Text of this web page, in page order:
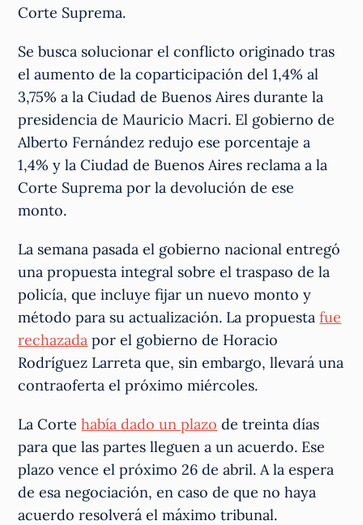
Corte Suprema.
Se busca solucionar el conflicto originado tras
el aumento de la coparticipación del 1,4% al
3,75% a la Ciudad de Buenos Aires durante la
presidencia de Mauricio Macri. El gobierno de
Alberto Fernández redujo ese porcentaje a
1,4% y la Ciudad de Buenos Aires reclama a la
Corte Suprema por la devolución de ese
monto.
La semana pasada el gobierno nacional entregó
una propuesta integral sobre el traspaso de la
policía, que incluye fijar un nuevo monto y
método para su actualización. La propuestafue
rechazada por el gobierno de Horacio
Rodríguez Larreta que, sin embargo, llevará una
contraoferta el próximo miércoles.
La Cortehabía dado un plazo de treinta días
para que las partes lleguen a un acuerdo. Ese
plazo vence el próximo 26 de abril. A la espera
de esa negociación, en caso de que no haya
acuerdo resolverá el máximo tribunal.